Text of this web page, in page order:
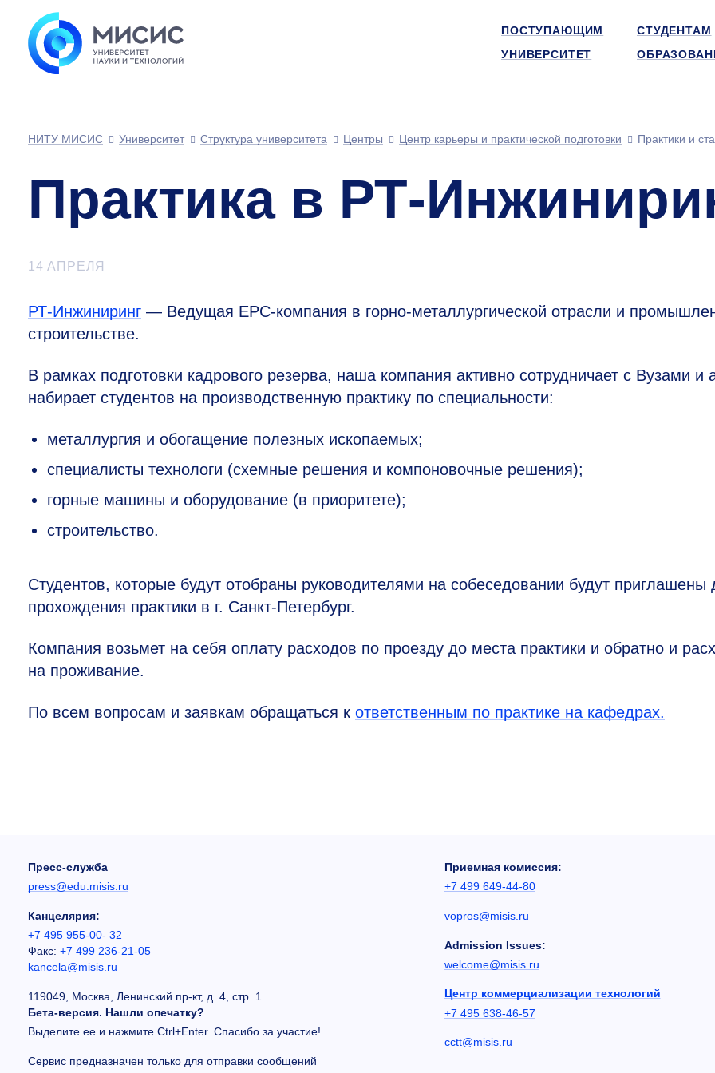
ПОСТУПАЮЩИМ СТУДЕНТАМ
УНИВЕРСИТЕТ
НИТУ МИСИС Университет Структура университета Центры Центр карьеры и практической подготовки Практики и
Практика в РТ-
14 АПРЕЛЯ
РТ-Инжиниринг — Ведущая EPC-компания в горно-металлургической отрасли и
строительстве.
В рамках подготовки кадрового резерва, наша компания активно сотрудничает с Вузами и
набирает студентов на производственную практику по специальности:
металлургия и обогащение полезных ископаемых;
специалисты технологи (схемные решения и компоновочные решения);
горные машины и оборудование (в приоритете);
строительство.
Студентов, которые будут отобраны руководителями на собеседовании будут приглашены
прохождения практики в г. Санкт-Петербург.
Компания возьмет на себя оплату расходов по проезду до места практики и обратно и
на проживание.
По всем вопросам и заявкам обращаться к ответственным по практике на кафедрах.
Пресс-служба
press@edu.misis.ru
Канцелярия:
+7 495 955-00- 32
Факс: +7 499 236-21-05
kancela@misis.ru
119049, Москва, Ленинский пр-кт, д. 4, стр. 1
Бета-версия. Нашли опечатку?
Выделите ее и нажмите Ctrl+Enter. Спасибо за участие!
Сервис предназначен только для отправки сообщений
Приемная комиссия:
+7 499 649-44-80
vopros@misis.ru
Admission Issues:
welcome@misis.ru
Центр коммерциализации технологий
+7 495 638-46-57
cctt@misis.ru